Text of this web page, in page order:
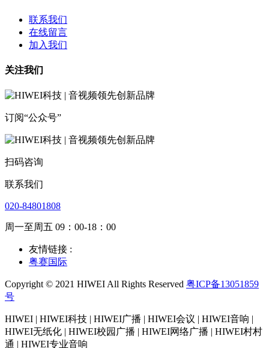
联系我们
在线留言
加入我们
关注我们
订阅“公众号”
扫码咨询
联系我们
020-84801808
周一至周五 09：00-18：00
友情链接 :
粤赛国际
Copyright © 2021 HIWEI All Rights Reserved 粤ICP备13051859
号
HIWEI | HIWEI科技 | HIWEI广播 | HIWEI会议 | HIWEI音响 |
HIWEI无纸化 | HIWEI校园广播 | HIWEI网络广播 | HIWEI村村
通 | HIWEI专业音响